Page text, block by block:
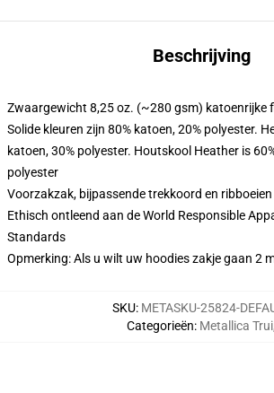
Beschrijving
Zwaargewicht 8,25 oz. (~280 gsm) katoenrijke
Solide kleuren zijn 80% katoen, 20% polyester.
katoen, 30% polyester. Houtskool Heather is
polyester
Voorzakzak, bijpassende trekkoord en ribboeien
Ethisch ontleend aan de World Responsible
Standards
Opmerking: Als u wilt uw hoodies zakje gaan 2
SKU: METASKU-25824-
Categorieën: Metallica Trui